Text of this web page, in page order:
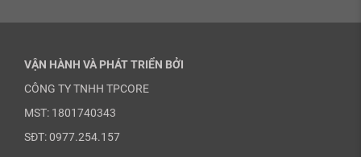
VẬN HÀNH VÀ PHÁT TRIỂN BỞI
CÔNG TY TNHH TPCORE
MST: 1801740343
SĐT: 0977.254.157